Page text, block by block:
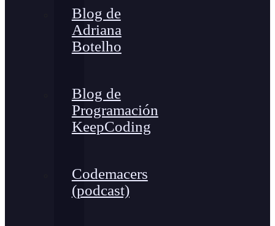
Blog de
Adriana
Botelho
Blog de
Programación
KeepCoding
Codemacers
(podcast)